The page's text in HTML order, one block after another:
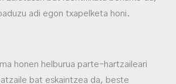
adi egon txapelketa honi.
honen helburua parte-hartzaileari
bat eskaintzea da, beste